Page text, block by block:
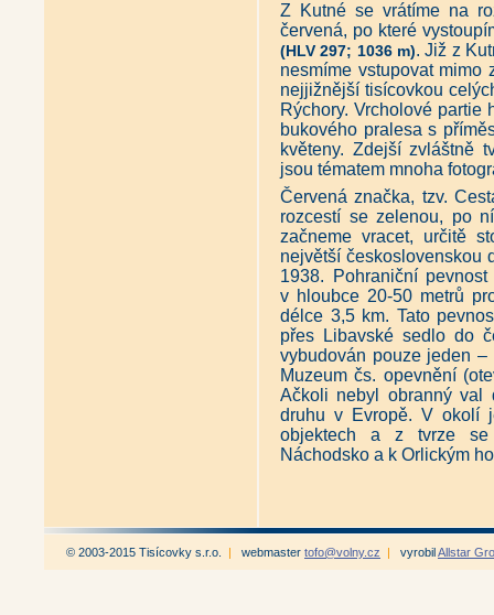
Z Kutné se vrátíme na
červená, po které
(HLV 297; 1036 m). Již z
nesmíme vstupovat mimo
nejjižnější tisícovkou
Rýchory. Vrcholové partie
bukového pralesa s
květeny. Zdejší zvláštně
jsou tématem mnoha
Červená značka, tzv.
rozcestí se zelenou, po
začneme vracet, určitě
největší československou
1938. Pohraniční
v hloubce 20-50 metrů
délce 3,5 km. Tato
přes Libavské sedlo do
vybudován pouze jeden
Muzeum čs. opevnění
Ačkoli nebyl obranný val
druhu v Evropě. V okolí
objektech a z tvrze se
Náchodsko a k Orlickým
© 2003-2015 Tisícovky s.r.o. | webmaster tofo@volny.cz | vyrobilAllstar